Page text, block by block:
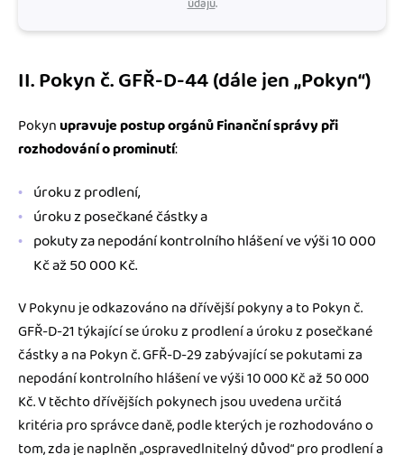
údajů.
II. Pokyn č. GFŘ-D-44 (dále jen „Pokyn“)
Pokynupravuje postup orgánů Finanční správy při
rozhodování o prominutí:
úroku z prodlení,
úroku z posečkané částky a
pokuty za nepodání kontrolního hlášení ve výši 10 000
Kč až 50 000 Kč.
V Pokynu je odkazováno na dřívější pokyny a to Pokyn č.
GFŘ-D-21 týkající se úroku z prodlení a úroku z posečkané
částky a na Pokyn č. GFŘ-D-29 zabývající se pokutami za
nepodání kontrolního hlášení ve výši 10 000 Kč až 50 000
Kč. V těchto dřívějších pokynech jsou uvedena určitá
kritéria pro správce daně, podle kterých je rozhodováno o
tom, zda je naplněn „ospravedlnitelný důvod“ pro prodlení a